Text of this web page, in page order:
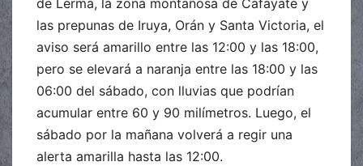
de Lerma, la zona montañosa de Cafayate y
las prepunas de Iruya, Orán y Santa Victoria, el
aviso será amarillo entre las 12:00 y las 18:00,
pero se elevará a naranja entre las 18:00 y las
06:00 del sábado, con lluvias que podrían
acumular entre 60 y 90 milímetros. Luego, el
sábado por la mañana volverá a regir una
alerta amarilla hasta las 12:00.